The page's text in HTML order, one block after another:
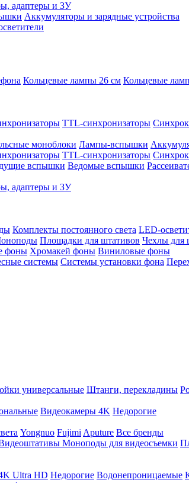
адаптеры и ЗУ
Аккумуляторы и зарядные устройства
Кольцевые лампы 26 см Кольцевые
TTL-синхронизаторы
моноблоки Лампы-вспышки
TTL-синхронизаторы
вспышки Ведомые вспышки
адаптеры и ЗУ
Комплекты постоянного света LED-
Площадки для штативов Чехлы для
фоны Хромакей фоны Виниловые фоны
системы Системы установки фона
универсальные Штанги, перекладины
Видеокамеры 4K Недорогие
Yongnuo Fujimi Aputure Все бренды
Моноподы для видеосъемки
Ultra HD Недорогие Водонепроницаемые